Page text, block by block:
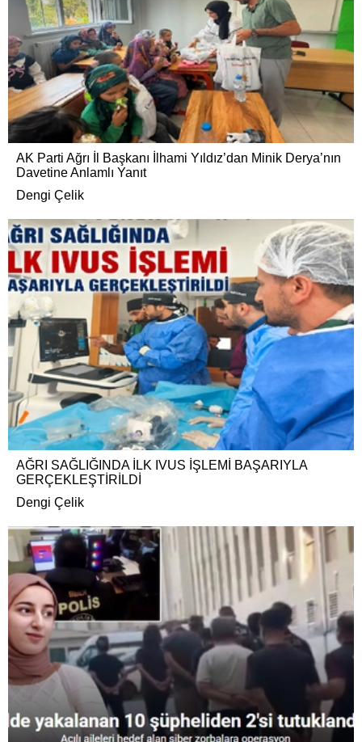
AK Parti Ağrı İl Başkanı İlhami Yıldız’dan Minik Derya’nın
Davetine Anlamlı Yanıt
Dengi Çelik
AĞRI SAĞLIĞINDA İLK IVUS İŞLEMİ BAŞARIYLA
GERÇEKLEŞTİRİLDİ
Dengi Çelik